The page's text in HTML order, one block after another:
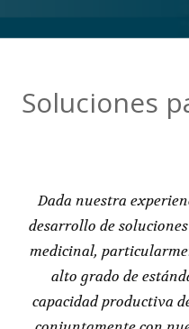
Soluciones
Dada nuestra
desarrollo de
medicinal,
alto grado de
capacidad productiva